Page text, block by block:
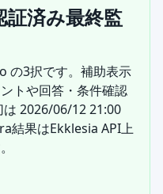
済み最終監
の3択です。補助表示
トや回答・条件確認
2026/06/12 21:00
結果はEkklesia API上